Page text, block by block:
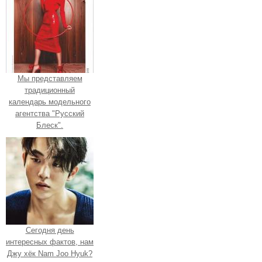
Мы представляем
традиционный
календарь модельного
агентства "Русский
Блеск".
Сегодня день
интересных фактов, нам
Джу хёк Nam Joo Hyuk?